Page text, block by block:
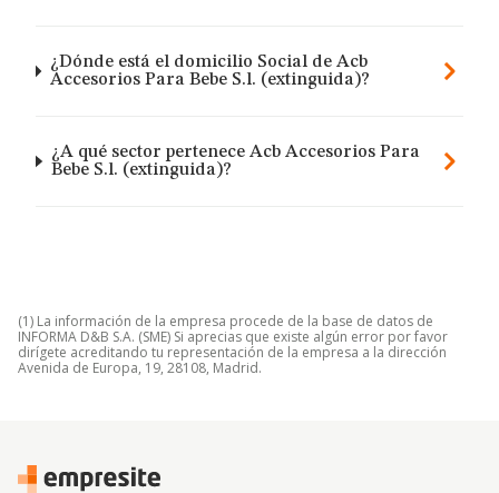
¿Dónde está el domicilio Social de Acb
Accesorios Para Bebe S.l. (extinguida)?
¿A qué sector pertenece Acb Accesorios Para
Bebe S.l. (extinguida)?
(1) La información de la empresa procede de la base de datos de
INFORMA D&B S.A. (SME) Si aprecias que existe algún error por favor
dirígete acreditando tu representación de la empresa a la dirección
Avenida de Europa, 19, 28108, Madrid.